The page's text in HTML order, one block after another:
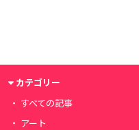
カテゴリー
すべての記事
アート